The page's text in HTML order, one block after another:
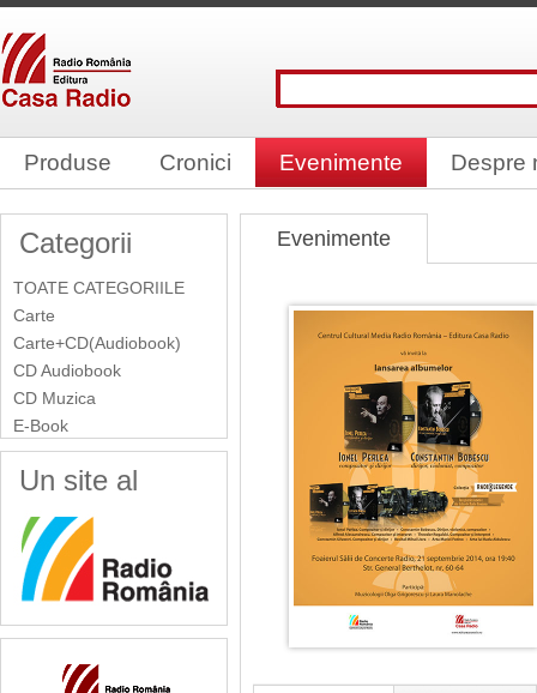
Produse Cronici Evenimente Despre
Categorii
TOATE CATEGORIILE
Carte
Carte+CD(Audiobook)
CD Audiobook
CD Muzica
E-Book
Un site al
Evenimente